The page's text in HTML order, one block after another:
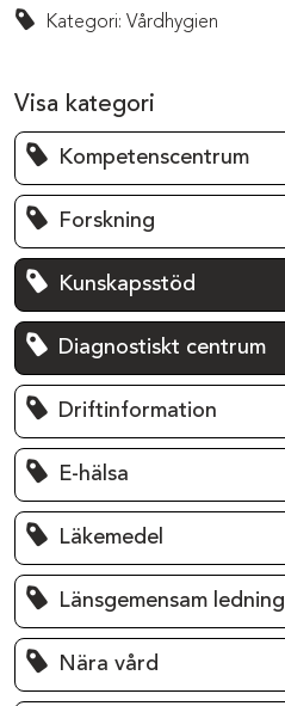
Kategori: Vårdhygien
Visa kategori
Kompetenscentrum
Forskning
Kunskapsstöd
Diagnostiskt centrum
Driftinformation
E-hälsa
Läkemedel
Länsgemensam ledning
Nära vård